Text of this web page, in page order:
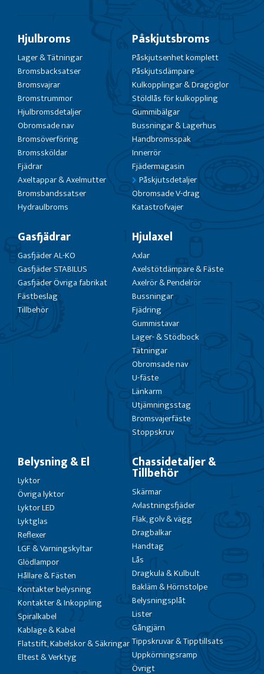
Hjulbroms
Lager & Tätningar
Bromsbacksatser
Bromsvajrar
Bromstrummor
Hjulbromsdetaljer
Obromsade nav
Bromsöverföring
Bromssköldar
Fjädrar
Axeltappar & Axelmutter
Bromsbandssatser
Hydraulbroms
Påskjutsbroms
Påskjutsenhet komplett
Påskjutsdämpare
Kulkopplingar & Dragöglor
Stöldlås för kulkoppling
Gummibälgar
Bussningar & Lagerhus
Handbromsspak
Innerrör
Fjädermagasin
Påskjutsdetaljer
Obromsade V-drag
Katastrofvajer
Gasfjädrar
Gasfjäder AL-KO
Gasfjäder STABILUS
Gasfjäder Övriga fabrikat
Fästbeslag
Tillbehör
Hjulaxel
Axlar
Axelstötdämpare & Fäste
Axelrör & Pendelrör
Bussningar
Fjädring
Gummistavar
Lager- & Stödbock
Tätningar
Obromsade nav
U-fäste
Länkarm
Utjämningsstag
Bromsvajerfäste
Stoppskruv
Belysning & El
Lyktor
Övriga lyktor
Lyktor LED
Lyktglas
Reflexer
LGF & Varningskyltar
Glödlampor
Hållare & Fästen
Kontakter belysning
Kontakter & Inkoppling
Spiralkabel
Kablage & Kabel
Flatstift, Kabelskor & Säkringar
Eltest & Verktyg
Chassidetaljer &
Tillbehör
Skärmar
Avlastningsfjäder
Flak, golv & vägg
Dragbalkar
Handtag
Lås
Dragkula & Kulbult
Bakläm & Hörnstolpe
Belysningsplåt
Lister
Gångjärn
Tippskruvar & Tipptillsats
Uppkörningsramp
Övrigt